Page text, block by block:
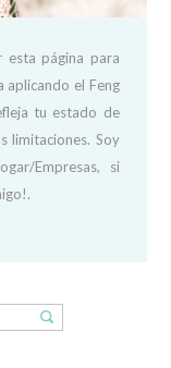
esta página para
aplicando el Feng
tu estado de
limitaciones. Soy
Empresas, si